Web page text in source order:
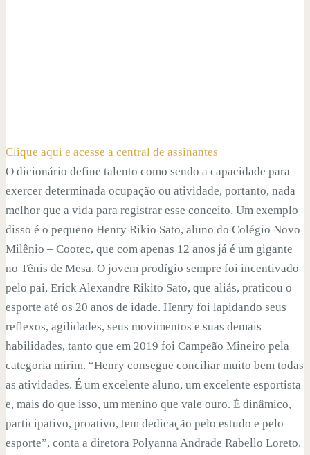
Clique aqui e acesse a central de assinantes
O dicionário define talento como sendo a capacidade para
exercer determinada ocupação ou atividade, portanto, nada
melhor que a vida para registrar esse conceito. Um exemplo
disso é o pequeno Henry Rikio Sato, aluno do Colégio Novo
Milênio – Cootec, que com apenas 12 anos já é um gigante
no Tênis de Mesa. O jovem prodígio sempre foi incentivado
pelo pai, Erick Alexandre Rikito Sato, que aliás, praticou o
esporte até os 20 anos de idade. Henry foi lapidando seus
reflexos, agilidades, seus movimentos e suas demais
habilidades, tanto que em 2019 foi Campeão Mineiro pela
categoria mirim. “Henry consegue conciliar muito bem todas
as atividades. É um excelente aluno, um excelente esportista
e, mais do que isso, um menino que vale ouro. É dinâmico,
participativo, proativo, tem dedicação pelo estudo e pelo
esporte”, conta a diretora Polyanna Andrade Rabello Loreto.